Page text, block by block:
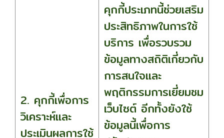
2. คุกกี้เพื่อการ
วิเคราะห์และ
ประเมินผลการใช้
คุกกี้ประเภทนี้ช่วยเสริม
ประสิทธิภาพในการใช้
บริการ เพื่อรวบรวม
ข้อมูลทางสถิติเกี่ยวกับ
การสนใจและ
พฤติกรรมการเยี่ยมชม
เว็บไซต์ อีกทั้งยังใช้
ข้อมูลนี้เพื่อการ